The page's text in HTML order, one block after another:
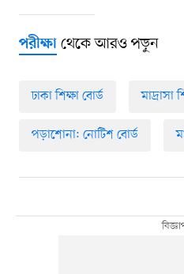
পরীক্ষাথেকে আরও পড়ুন
ঢাকা শিক্ষা বোর্ড মাদ্রাসা
পড়াশোনা: নোটিশ বোর্ড